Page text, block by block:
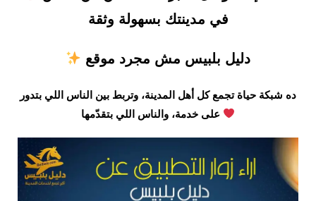
في مدينتك بسهولة وثقة
دليل بلبيس مش مجرد موقع
ده شبكة حياة تجمع كل أهل المدينة، وتربط بين الناس اللي بتدور